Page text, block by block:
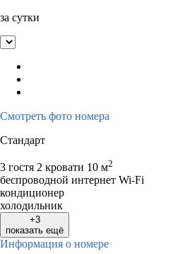
за сутки
Смотреть фото номера
Стандарт
3 гостя 2 кровати 10 м2
беспроводной интернет Wi-Fi
кондиционер
холодильник
+3
показать ещё
Информация о номере